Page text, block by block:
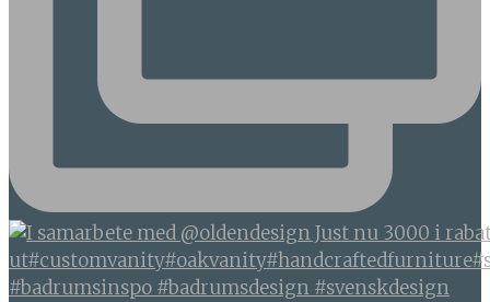
#badrumsinspo #badrumsdesign #svenskdesign